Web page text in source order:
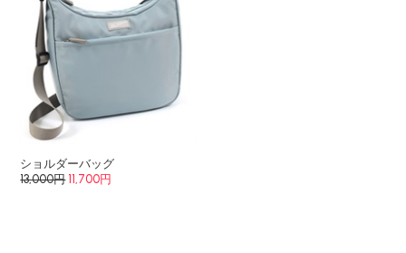
ショルダーバッグ
13,000円 11,700円